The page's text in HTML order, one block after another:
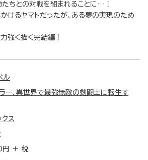
たちとの対戦を組まれることに…！
けるヤマトだったが、ある夢の実現のため
強く描く完結編！
ル
ー、異世界で最強無敵の剣闘士に転生す
ス
＋ 税